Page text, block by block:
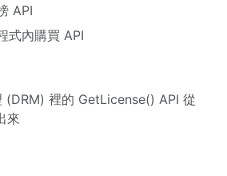
API
式內購買 API
(DRM) 裡的 GetLicense() API 從
來